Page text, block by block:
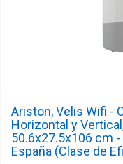
Ariston, Velis Wifi -
Horizontal y
50.6x27.5x106 cm
España (Clase de